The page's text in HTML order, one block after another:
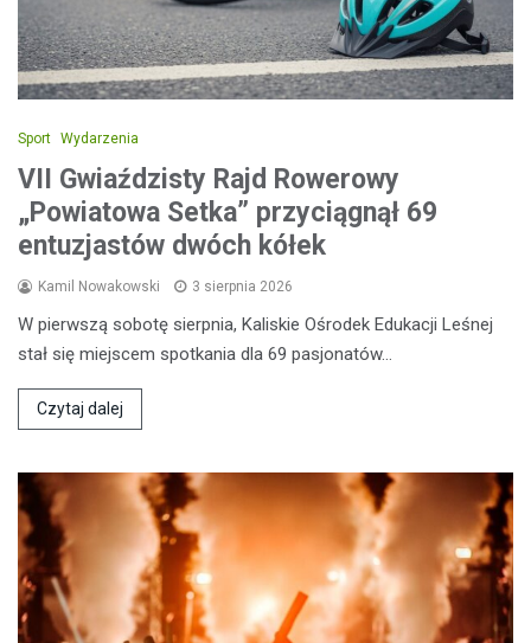
Sport Wydarzenia
VII Gwiaździsty Rajd Rowerowy
„Powiatowa Setka” przyciągnął 69
entuzjastów dwóch kółek
Kamil Nowakowski 3 sierpnia 2026
W pierwszą sobotę sierpnia, Kaliskie Ośrodek Edukacji Leśnej
stał się miejscem spotkania dla 69 pasjonatów…
Czytaj dalej